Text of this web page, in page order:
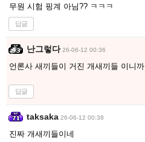
무원 시험 핑계 아님?? ㅋㅋㅋ
답글
난그렇다 26-06-12 00:36
언론사 새끼들이 거진 개새끼들 이니까
답글
taksaka 26-06-12 00:38
진짜 개새끼들이네